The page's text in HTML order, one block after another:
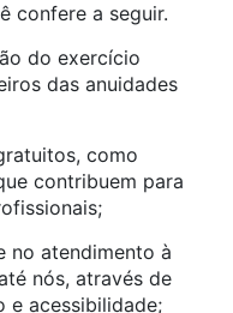
confere a seguir.
do exercício
das anuidades
como
contribuem para
no atendimento à
nós, através de
e acessibilidade;